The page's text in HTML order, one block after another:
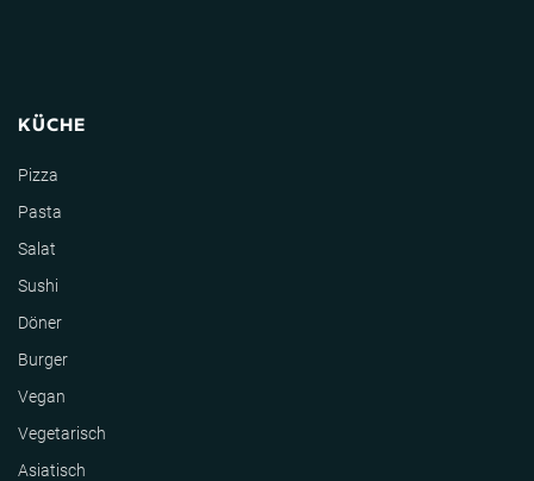
KÜCHE
Pizza
Pasta
Salat
Sushi
Döner
Burger
Vegan
Vegetarisch
Asiatisch